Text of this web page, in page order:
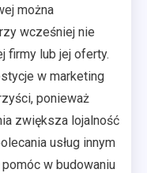
można
wcześniej nie
firmy lub jej oferty.
w marketing
ponieważ
zwiększa lojalność
usług innym
w budowaniu